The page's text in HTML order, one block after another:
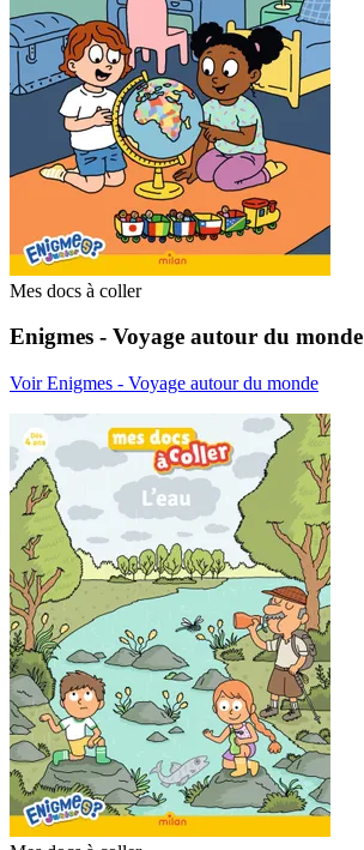
Mes docs à coller
Enigmes - Voyage autour du monde
Voir Enigmes - Voyage autour du monde